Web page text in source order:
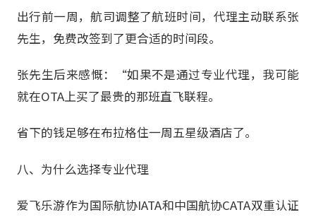
出行前一周，航司调整了航班时间，代理主动联系张
先生，免费改签到了更合适的时间段。
张先生后来感慨：“如果不是通过专业代理，我可能
就在OTA上买了最贵的那班直飞联程。
省下的钱足够在布拉格住一周五星级酒店了。
八、为什么选择专业代理
爱飞乐游作为国际航协IATA和中国航协CATA双重认证